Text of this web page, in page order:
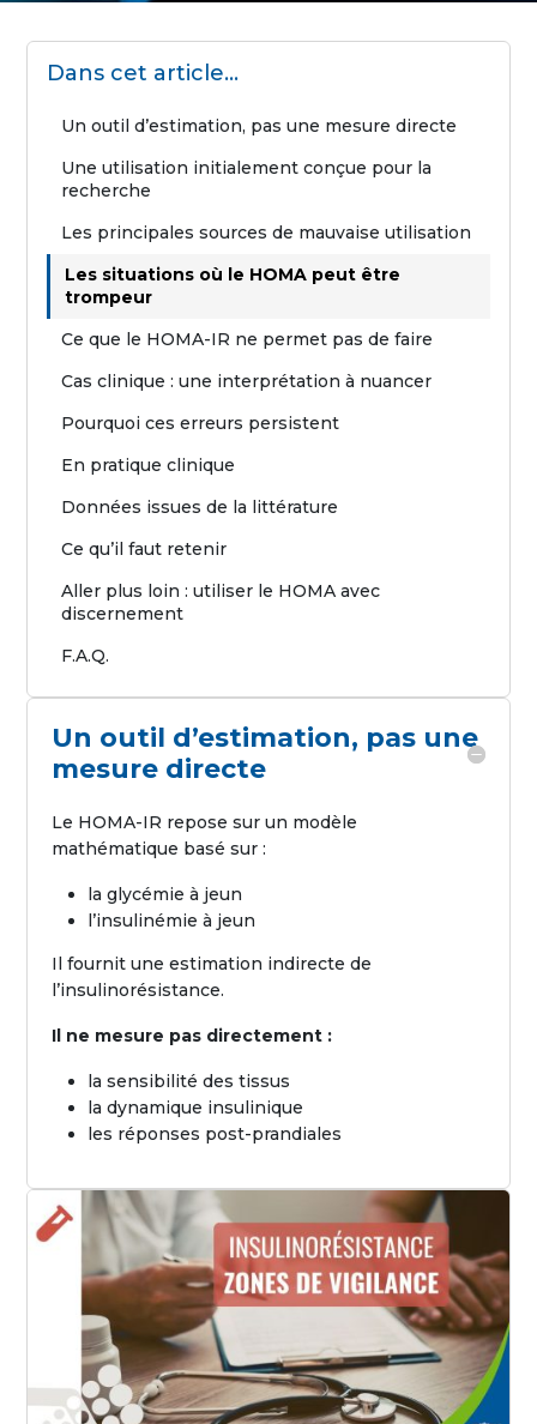
Dans cet article...
Un outil d’estimation, pas une mesure directe
Une utilisation initialement conçue pour la
recherche
Les principales sources de mauvaise utilisation
Les situations où le HOMA peut être
trompeur
Ce que le HOMA-IR ne permet pas de faire
Cas clinique : une interprétation à nuancer
Pourquoi ces erreurs persistent
En pratique clinique
Données issues de la littérature
Ce qu’il faut retenir
Aller plus loin : utiliser le HOMA avec
discernement
F.A.Q.
Un outil d’estimation, pas une
mesure directe
Le HOMA-IR repose sur un modèle
mathématique basé sur :
la glycémie à jeun
l’insulinémie à jeun
Il fournit une estimation indirecte de
l’insulinorésistance.
Il ne mesure pas directement :
la sensibilité des tissus
la dynamique insulinique
les réponses post-prandiales